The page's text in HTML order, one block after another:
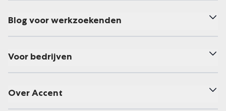
Blog voor werkzoekenden
Voor bedrijven
Over Accent